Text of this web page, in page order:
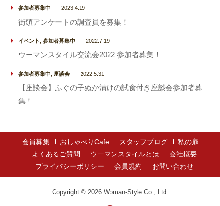
参加者募集中 2023.4.19
街頭アンケートの調査員を募集！
イベント 参加者募集中 2022.7.19
ウーマンスタイル交流会2022 参加者募集！
参加者募集中 座談会 2022.5.31
【座談会】ふぐの子ぬか漬けの試食付き座談会参加者募
集！
会員募集 おしゃべりCafe スタッフブログ
私の扉
よくあるご質問
ウーマンスタイルとは
会社概要
プライバシーポリシー
会員規約 お問い合わせ
Copyright © 2026 Woman-Style Co., Ltd.